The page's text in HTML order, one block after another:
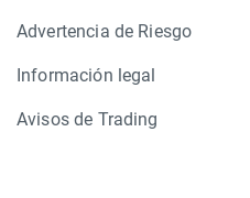
Advertencia de Riesgo
Información legal
Avisos de Trading